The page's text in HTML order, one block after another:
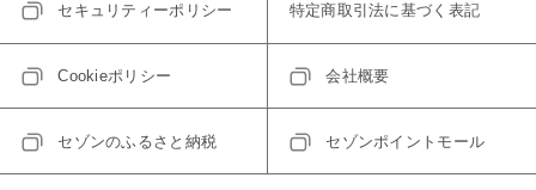
セキュリティーポリシー 特定商取引法に基づく表記
Cookieポリシー 会社概要
セゾンのふるさと納税 セゾンポイントモール